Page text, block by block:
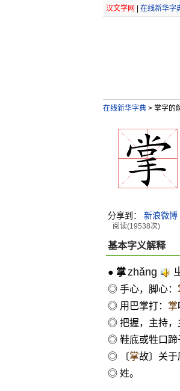
汉文学网 在线新华字
在线新华字典 >掌字的
分享到： 新浪微博
阅读(19538次)
基本字义解释
● 掌 zhǎng
◎ 手心，脚心：
◎ 用巴掌打： 掌
◎ 把握，主持，
◎ 鞋底或牲口蹄
◎ 〔掌故〕关于
◎ 姓。